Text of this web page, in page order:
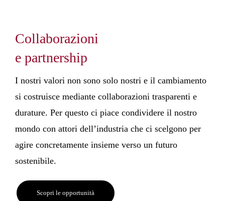
Collaborazioni
e partnership
I nostri valori non sono solo nostri e il cambiamento
si costruisce mediante collaborazioni trasparenti e
durature. Per questo ci piace condividere il nostro
mondo con attori dell’industria che ci scelgono per
agire concretamente insieme verso un futuro
sostenibile.
Scopri le opportunità